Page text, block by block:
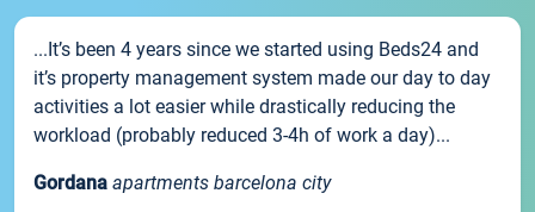
...It’s been 4 years since we started using Beds24 and
it’s property management system made our day to day
activities a lot easier while drastically reducing the
workload (probably reduced 3-4h of work a day)...
Gordana apartments barcelona city